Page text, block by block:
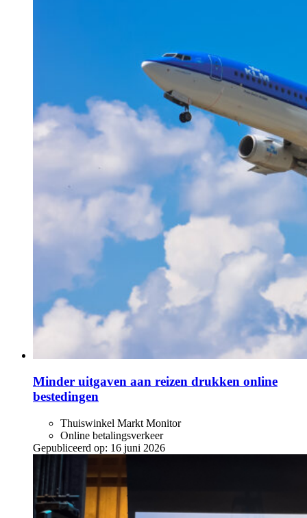
Minder uitgaven aan reizen drukken online
bestedingen
Thuiswinkel Markt Monitor
Online betalingsverkeer
Gepubliceerd op: 16 juni 2026